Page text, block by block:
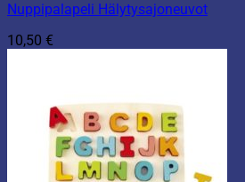
Nuppipalapeli Hälytysajoneuvot
10,50 €